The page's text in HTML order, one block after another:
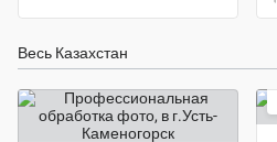
Весь Казахстан